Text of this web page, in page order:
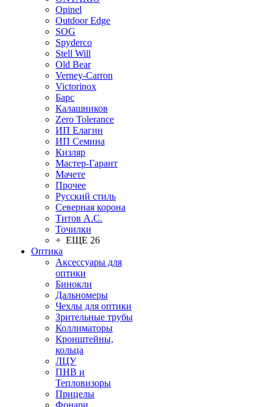
Opinel
Outdoor Edge
SOG
Spyderco
Stell Will
Old Bear
Verney-Carron
Victorinox
Барс
Калашников
Zero Tolerance
ИП Елагин
ИП Семина
Кизляр
Мастер-Гарант
Мачете
Прочее
Русский стиль
Северная корона
Титов А.С.
Точилки
+ ЕЩЕ 26
Оптика
Аксессуары для
оптики
Бинокли
Дальномеры
Чехлы для оптики
Зрительные трубы
Коллиматоры
Кронштейны,
кольца
ЛЦУ
ПНВ и
Тепловизоры
Прицелы
Фонари